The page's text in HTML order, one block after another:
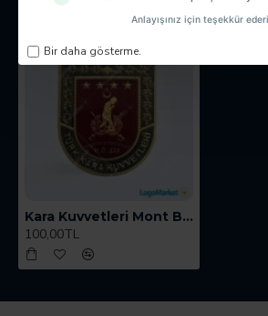
Anlayışınız için teşekkür
Bir daha gösterme.
Kara Kuvvetleri Mont Bröve
100,00TL